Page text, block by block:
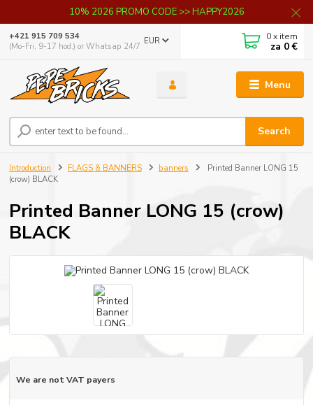
10% 2026 PROMO CODE >> HAPPY2026
Menu
EUR
Search
+421 915 709 534
(Mo-Fri, 9-17 hod.) or Whatsap 24/7
0x item
za 0 €
Introduction FLAGS & BANNERS banners
Printed Banner LONG 15
(crow) BLACK
Printed Banner LONG 15 (crow)
BLACK
We are not VAT payers